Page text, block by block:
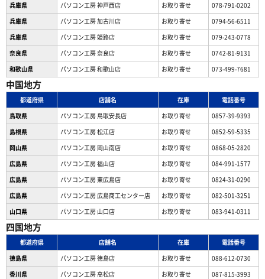
兵庫県
パソコン工房 神戸西店 お取り寄せ
078-791-0202
兵庫県
パソコン工房 加古川店 お取り寄せ
0794-56-6511
兵庫県
パソコン工房 姫路店 お取り寄せ
079-243-0778
奈良県
パソコン工房 奈良店 お取り寄せ
0742-81-9131
和歌山県
パソコン工房 和歌山店 お取り寄せ 073-499-7681
中国地方
都道府県 店舗名 在庫
電話番号
鳥取県
パソコン工房 鳥取安長店 お取り寄せ
0857-39-9393
島根県
パソコン工房 松江店 お取り寄せ
0852-59-5335
岡山県
パソコン工房 岡山南店 お取り寄せ
0868-05-2820
広島県
パソコン工房 福山店 お取り寄せ
084-991-1577
広島県
パソコン工房 東広島店 お取り寄せ
0824-31-0290
広島県
パソコン工房 広島商工センター店 お取り寄せ
082-501-3251
山口県
パソコン工房 山口店 お取り寄せ 083-941-0311
四国地方
都道府県 店舗名 在庫
電話番号
徳島県
パソコン工房 徳島店 お取り寄せ
088-612-0730
香川県
パソコン工房 高松店 お取り寄せ 087-815-3993